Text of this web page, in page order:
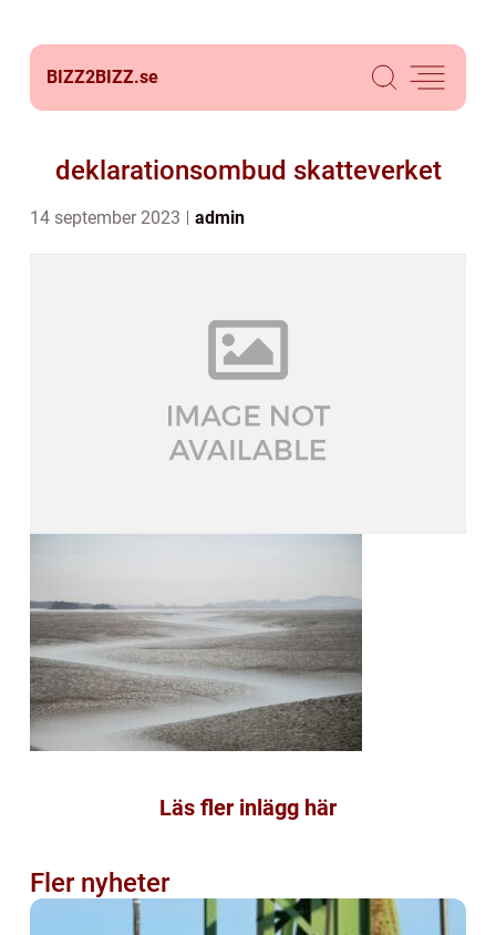
BIZZ2BIZZ.se
deklarationsombud skatteverket
14 september 2023 admin
Läs fler inlägg här
Fler nyheter